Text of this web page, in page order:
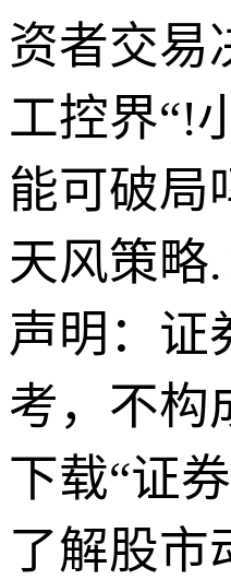
资者交易
工控界“!
能可破局
天风策略
声明：证
考，不构
下载“证
了解股市